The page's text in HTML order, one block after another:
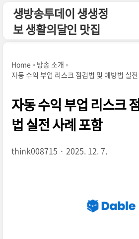
생방송투데이 생생정
보 생활의달인 맛집
Home
방송 소개
자동 수익 부업 리스크 점검법 및 예방법 실
자동 수익 부업 리스크
법 실전 사례 포함
think008715 2025. 12. 7.